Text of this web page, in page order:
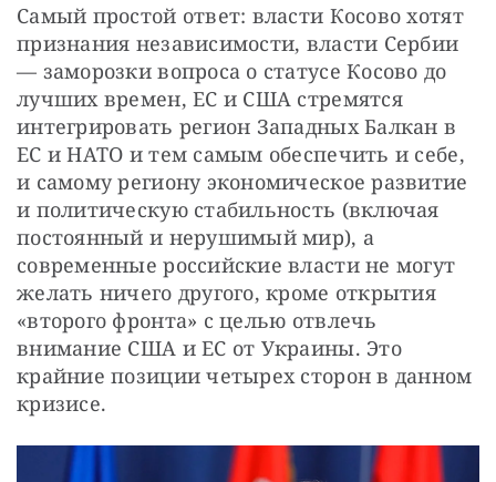
Самый простой ответ: власти Косово хотят
признания независимости, власти Сербии
— заморозки вопроса о статусе Косово до
лучших времен, ЕС и США стремятся
интегрировать регион Западных Балкан в
ЕС и НАТО и тем самым обеспечить и себе,
и самому региону экономическое развитие
и политическую стабильность (включая
постоянный и нерушимый мир), а
современные российские власти не могут
желать ничего другого, кроме открытия
«второго фронта» с целью отвлечь
внимание США и ЕС от Украины. Это
крайние позиции четырех сторон в данном
кризисе.